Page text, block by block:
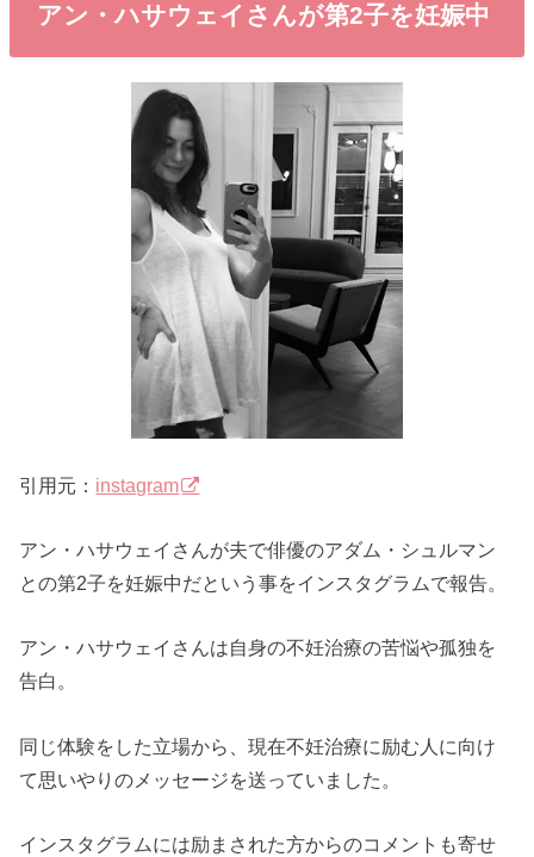
アン・ハサウェイさんが第2子を妊娠中
引用元： instagram
アン・ハサウェイさんが夫で俳優のアダム・シュルマン
との第2子を妊娠中だという事をインスタグラムで報告。
アン・ハサウェイさんは自身の不妊治療の苦悩や孤独を
告白。
同じ体験をした立場から、現在不妊治療に励む人に向け
て思いやりのメッセージを送っていました。
インスタグラムには励まされた方からのコメントも寄せ